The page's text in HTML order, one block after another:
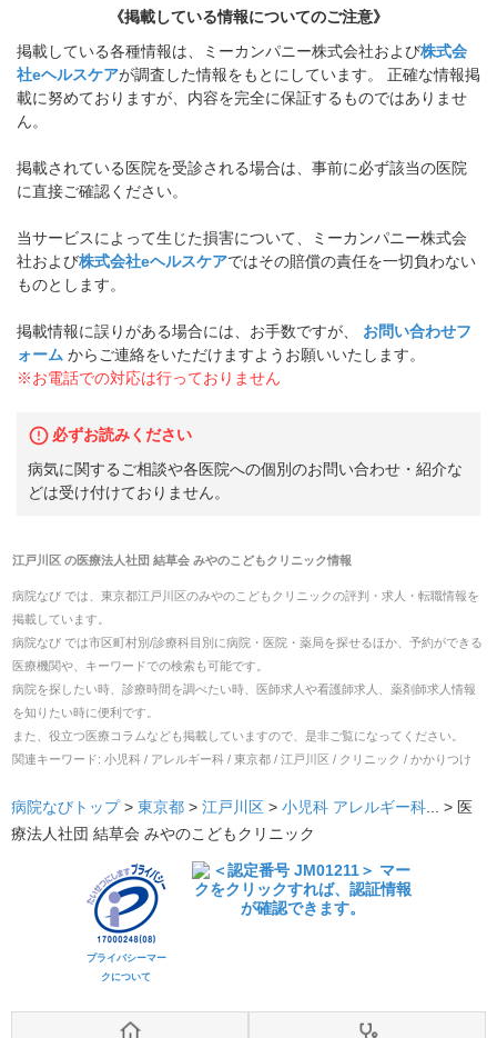
《掲載している情報についてのご注意》
掲載している各種情報は、ミーカンパニー株式会社および株式会
社eヘルスケアが調査した情報をもとにしています。 正確な情報掲
載に努めておりますが、内容を完全に保証するものではありませ
ん。
掲載されている医院を受診される場合は、事前に必ず該当の医院
に直接ご確認ください。
当サービスによって生じた損害について、ミーカンパニー株式会
社および株式会社eヘルスケアではその賠償の責任を一切負わない
ものとします。
掲載情報に誤りがある場合には、お手数ですが、
お問い合わせフ
ォーム からご連絡をいただけますようお願いいたします。
※お電話での対応は行っておりません
必ずお読みください
病気に関するご相談や各医院への個別のお問い合わせ・紹介な
どは受け付けておりません。
江戸川区の医療法人社団 結草会 みやのこどもクリニック情報
病院なび では、 東京都江戸川区のみやのこどもクリニックの評判・求人・転職情報を
掲載しています。
病院なび では市区町村別/診療科目別に病院・医院・薬局を探せるほか、予約ができる
医療機関や、キーワードでの検索も可能です。
病院を探したい時、診療時間を調べたい時、医師求人や看護師求人、薬剤師求人情報
を知りたい時に便利です。
また、役立つ医療コラムなども掲載していますので、是非ご覧になってください。
関連キーワード: 小児科 / アレルギー科 / 東京都 / 江戸川区 / クリニック / かかりつけ
病院なびトップ > 東京都 > 江戸川区 > 小児科 アレルギー科... > 医
療法人社団 結草会 みやのこどもクリニック
プライバシーマー
クについて